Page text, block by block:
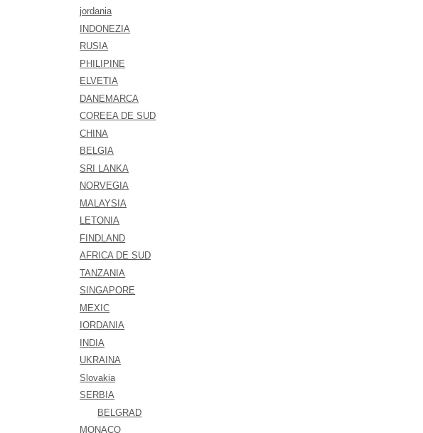
jordania
INDONEZIA
RUSIA
PHILIPINE
ELVETIA
DANEMARCA
COREEA DE SUD
CHINA
BELGIA
SRI LANKA
NORVEGIA
MALAYSIA
LETONIA
FINDLAND
AFRICA DE SUD
TANZANIA
SINGAPORE
MEXIC
IORDANIA
INDIA
UKRAINA
Slovakia
SERBIA
BELGRAD
MONACO